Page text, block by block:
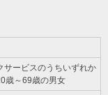
サービスのうちいずれか
歳～69歳の男女